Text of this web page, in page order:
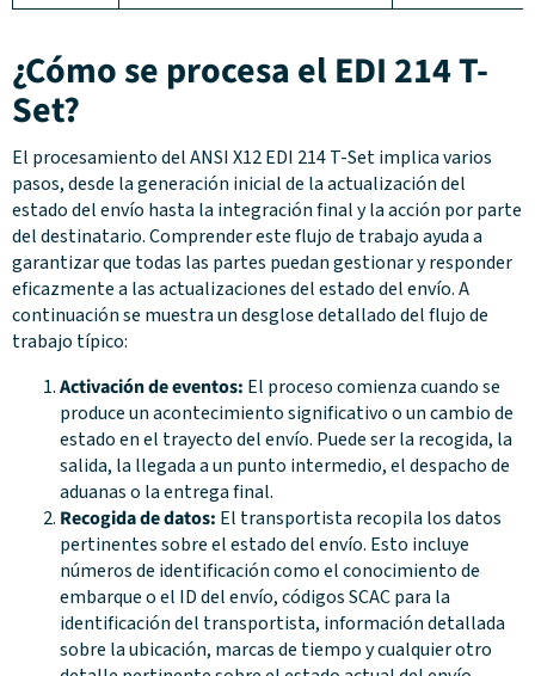
¿Cómo se procesa el EDI 214 T-
Set?
El procesamiento del ANSI X12 EDI 214 T-Set implica varios
pasos, desde la generación inicial de la actualización del
estado del envío hasta la integración final y la acción por parte
del destinatario. Comprender este flujo de trabajo ayuda a
garantizar que todas las partes puedan gestionar y responder
eficazmente a las actualizaciones del estado del envío. A
continuación se muestra un desglose detallado del flujo de
trabajo típico:
Activación de eventos: El proceso comienza cuando se
produce un acontecimiento significativo o un cambio de
estado en el trayecto del envío. Puede ser la recogida, la
salida, la llegada a un punto intermedio, el despacho de
aduanas o la entrega final.
Recogida de datos: El transportista recopila los datos
pertinentes sobre el estado del envío. Esto incluye
números de identificación como el conocimiento de
embarque o el ID del envío, códigos SCAC para la
identificación del transportista, información detallada
sobre la ubicación, marcas de tiempo y cualquier otro